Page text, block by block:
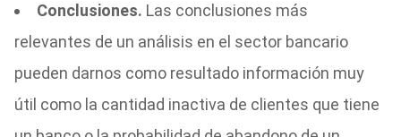
Conclusiones. Las conclusiones más
relevantes de un análisis en el sector bancario
pueden darnos como resultado información muy
útil como la cantidad inactiva de clientes que tiene